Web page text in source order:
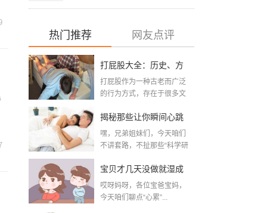
热门推荐 网友点评
打屁股大全：历史、方
法与注意事项全解析
打屁股作为一种古老而广泛
的行为方式，存在于很多文
揭秘那些让你瞬间心跳
加速的夫妻性生活姿
切吗？
嘿，兄弟姐妹们，今天咱们
不讲套路，不扯那些“科学研
宝贝才几天没做就湿成
这个样，是不是出轨
哎呀妈呀，各位宝爸宝妈，
今天咱们聊点“心累”...